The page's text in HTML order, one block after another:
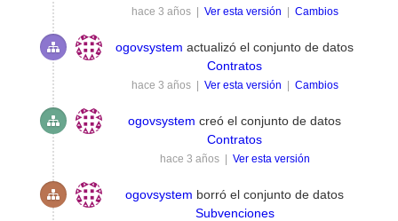
hace 3 años | Ver esta versión | Cambios
ogovsystem actualizó el conjunto de datos
Contratos
hace 3 años | Ver esta versión | Cambios
ogovsystem creó el conjunto de datos
Contratos
hace 3 años | Ver esta versión
ogovsystem borró el conjunto de datos
Subvenciones